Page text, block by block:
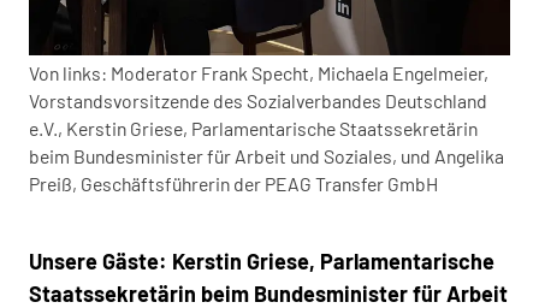
Von links: Moderator Frank Specht, Michaela Engelmeier,
Vorstandsvorsitzende des Sozialverbandes Deutschland
e.V., Kerstin Griese, Parlamentarische Staatssekretärin
beim Bundesminister für Arbeit und Soziales, und Angelika
Preiß, Geschäftsführerin der PEAG Transfer GmbH
Unsere Gäste: Kerstin Griese, Parlamentarische
Staatssekretärin beim Bundesminister für Arbeit